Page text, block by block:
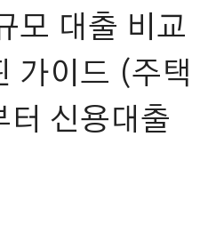
모 대출 비교
가이드 (주택
터 신용대출